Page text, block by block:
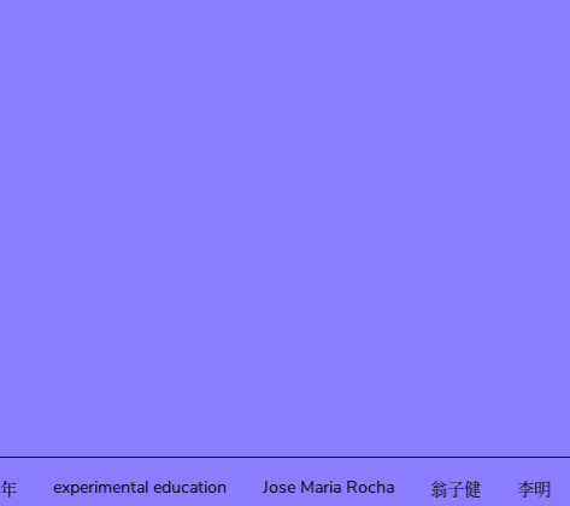
experimental education Jose Maria Rocha 翁子健 李明